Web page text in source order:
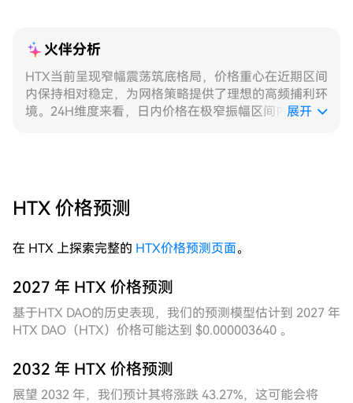
火伴分析
HTX当前呈现窄幅震荡筑底格局，价格重心在近期区间
内保持相对稳定，为网格策略提供了理想的高频捕利环
境。24H维度来看，日内价格在极窄振幅区间内持续来
动率自动调整格距与中枢，在震荡收窄时压缩格距以提
升成交频次，成交效率明显优于固定结构。7D维度复
理，日K线振幅持续收窄，成交量较前一周高波动阶段
段，当前价格已完成有效企稳，区间结构清晰，网格运
内通过多次自动重置区间边界，始终将核心格位锁定在
成交最密集的价格带，累计捕捉震荡收益的能力远超固
金利用效率。
展开
HTX 价格预测
在 HTX 上探索完整的 HTX价格预测页面。
2027 年 HTX 价格预测
基于HTX DAO的历史表现，我们的预测模型估计到 2027 年
HTX DAO（HTX）价格可能达到 $0.000003640 。
2032 年 HTX 价格预测
展望 2032 年，我们预计其将涨跌 43.27%，这可能会将